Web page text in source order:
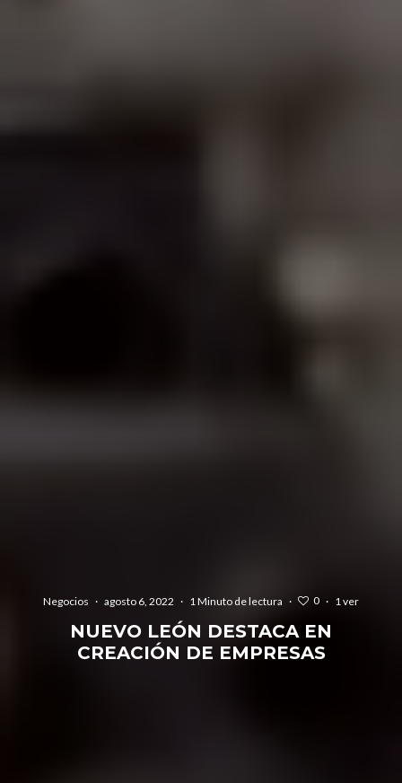
Negocios · agosto 6, 2022 · 1 Minuto de lectura · 0 · 1 ver
NUEVO LEÓN DESTACA EN
CREACIÓN DE EMPRESAS